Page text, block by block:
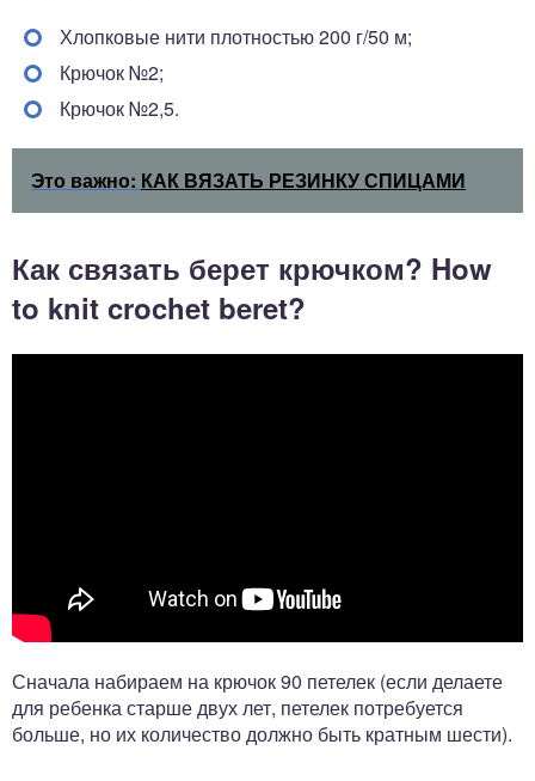
Хлопковые нити плотностью 200 г/50 м;
Крючок №2;
Крючок №2,5.
Это важно: КАК ВЯЗАТЬ РЕЗИНКУ СПИЦАМИ
Как связать берет крючком? How
to knit crochet beret?
Сначала набираем на крючок 90 петелек (если делаете
для ребенка старше двух лет, петелек потребуется
больше, но их количество должно быть кратным шести).